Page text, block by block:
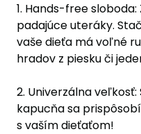
1. Hands-free
padajúce uteráky.
vaše dieťa má voľné
hradov z piesku či
2. Univerzálna
kapucňa sa
s vaším dieťaťom!